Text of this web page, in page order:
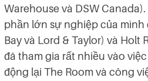
Warehouse và DSW
phần lớn sự nghiệp của mình
Bay và Lord & Taylor) và
đã tham gia rất nhiều vào
động lại The Room và công